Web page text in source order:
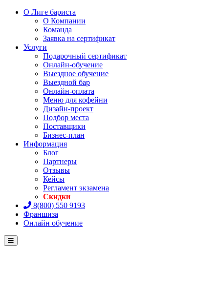
О Лиге бариста
О Компании
Команда
Заявка на сертификат
Услуги
Подарочный сертификат
Онлайн-обучение
Выездное обучение
Выездной бар
Онлайн-оплата
Меню для кофейни
Дизайн-проект
Подбор места
Поставщики
Бизнес-план
Информация
Блог
Партнеры
Отзывы
Кейсы
Регламент экзамена
Скидки
8(800) 550 9193
Франшиза
Онлайн обучение
Menu